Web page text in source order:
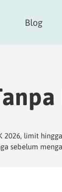
Blog
2026, limit
sebelum